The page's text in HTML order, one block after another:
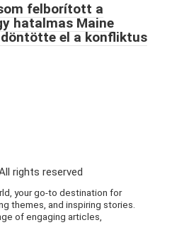
felborított a
hatalmas Maine
el a konfliktus
rights reserved
your go-to destination for
themes, and inspiring stories.
of engaging articles,